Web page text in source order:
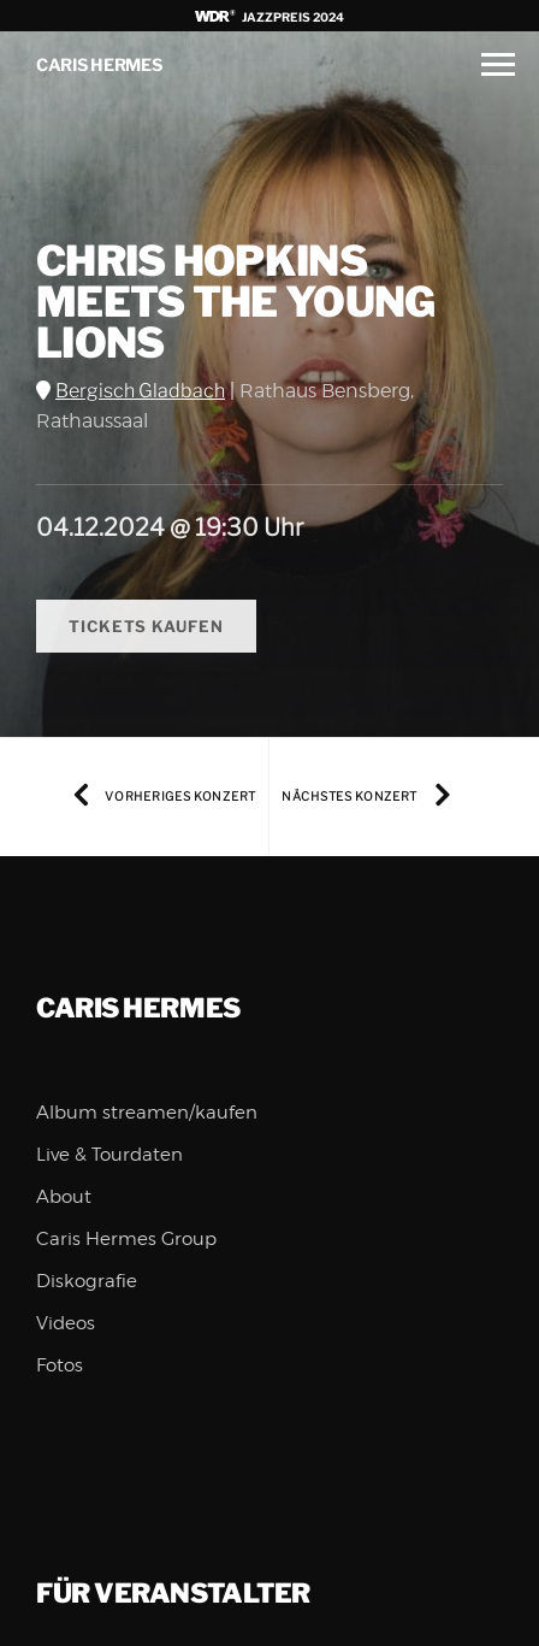
JAZZPREIS 2024
CARIS HERMES
CHRIS HOPKINS
MEETS THE YOUNG
LIONS
Bergisch Gladbach|Rathaus Bensberg,
Rathaussaal
04.12.2024 @ 19:30 Uhr
TICKETS KAUFEN
VORHERIGES KONZERT NÄCHSTES KONZERT
CARIS HERMES
Album streamen/kaufen
Live & Tourdaten
About
Caris Hermes Group
Diskografie
Videos
Fotos
FÜR VERANSTALTER